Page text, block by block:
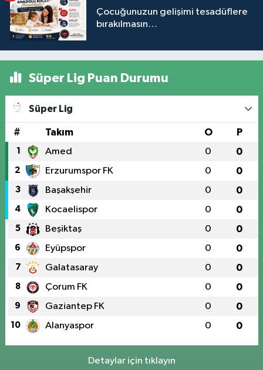
Çocuğunuzun gelişimi tesadüflere
bırakılmasın…
Süper Lig Puan Durumu
Süper Lig
# Takım O P
1 Amed 0 0
2 Erzurumspor FK 0 0
3 Başakşehir 0 0
4 Kocaelispor 0 0
5 Beşiktaş 0 0
6 Eyüpspor 0 0
7 Galatasaray 0 0
8 Çorum FK 0 0
9 Gaziantep FK 0 0
10 Alanyaspor 0 0
Detaylar için tıklayın